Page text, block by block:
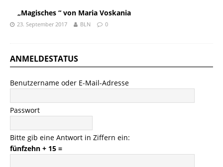
„Magisches “ von Maria Voskania
23. September 2017 BLN 0
ANMELDESTATUS
Benutzername oder E-Mail-Adresse
Passwort
Bitte gib eine Antwort in Ziffern ein:
fünfzehn + 15 =